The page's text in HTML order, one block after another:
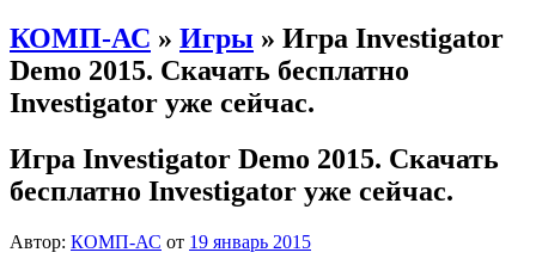
КОМП-АС » Игры » Игра Investigator
Demo 2015. Скачать бесплатно
Investigator уже сейчас.
Игра Investigator Demo 2015. Скачать
бесплатно Investigator уже сейчас.
Автор: КОМП-АС от 19 январь 2015